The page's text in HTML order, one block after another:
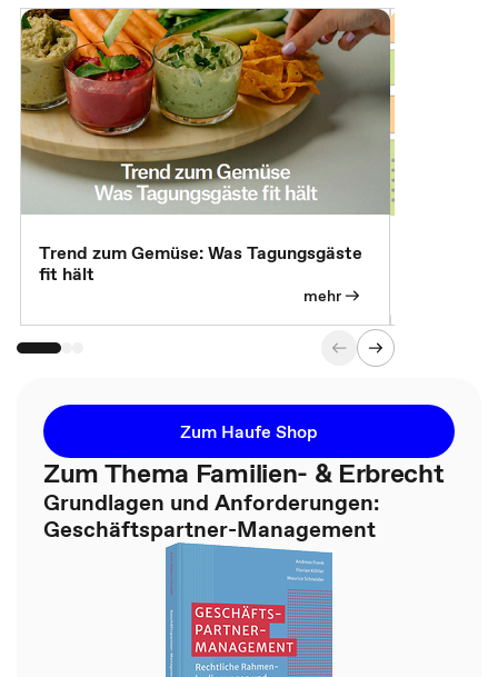
Trend zum Gemüse: Was Tagungsgäste
fit hält
mehr
Zum Haufe Shop
Zum Thema Familien- & Erbrecht
Grundlagen und Anforderungen:
Geschäftspartner-Management